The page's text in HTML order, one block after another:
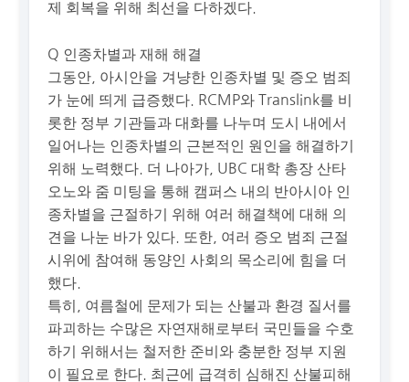
제 회복을 위해 최선을 다하겠다.
Q 인종차별과 재해 해결
그동안, 아시안을 겨냥한 인종차별 및 증오 범죄
가 눈에 띄게 급증했다. RCMP와 Translink를 비
롯한 정부 기관들과 대화를 나누며 도시 내에서
일어나는 인종차별의 근본적인 원인을 해결하기
위해 노력했다. 더 나아가, UBC 대학 총장 산타
오노와 줌 미팅을 통해 캠퍼스 내의 반아시아 인
종차별을 근절하기 위해 여러 해결책에 대해 의
견을 나눈 바가 있다. 또한, 여러 증오 범죄 근절
시위에 참여해 동양인 사회의 목소리에 힘을 더
했다.
특히, 여름철에 문제가 되는 산불과 환경 질서를
파괴하는 수많은 자연재해로부터 국민들을 수호
하기 위해서는 철저한 준비와 충분한 정부 지원
이 필요로 한다. 최근에 급격히 심해진 산불피해